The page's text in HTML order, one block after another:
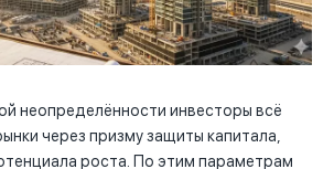
неопределённости инвесторы всё
через призму защиты капитала,
роста. По этим параметрам